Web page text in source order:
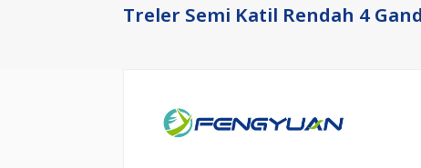
Treler Semi Katil Rendah 4